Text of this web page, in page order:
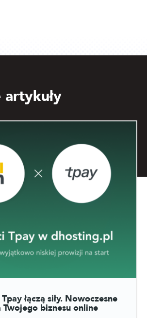
łączą siły. Nowoczesne
Twojego biznesu online